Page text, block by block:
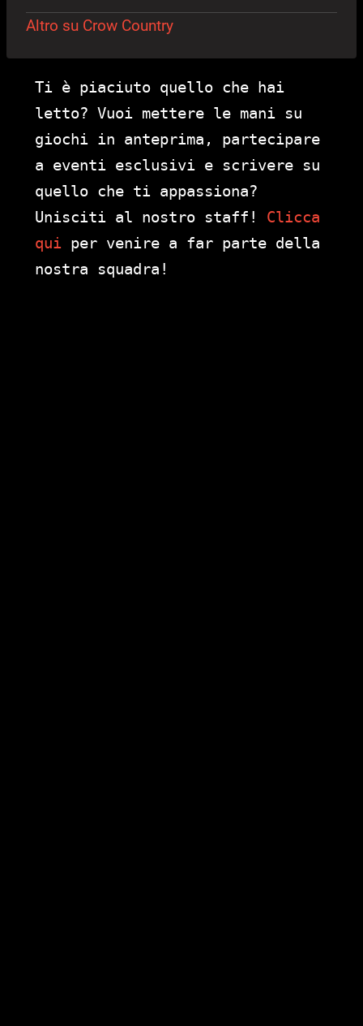
Altro su Crow Country
Ti è piaciuto quello che hai
letto? Vuoi mettere le mani su
giochi in anteprima, partecipare
a eventi esclusivi e scrivere su
quello che ti appassiona?
Unisciti al nostro staff! Clicca
qui per venire a far parte della
nostra squadra!